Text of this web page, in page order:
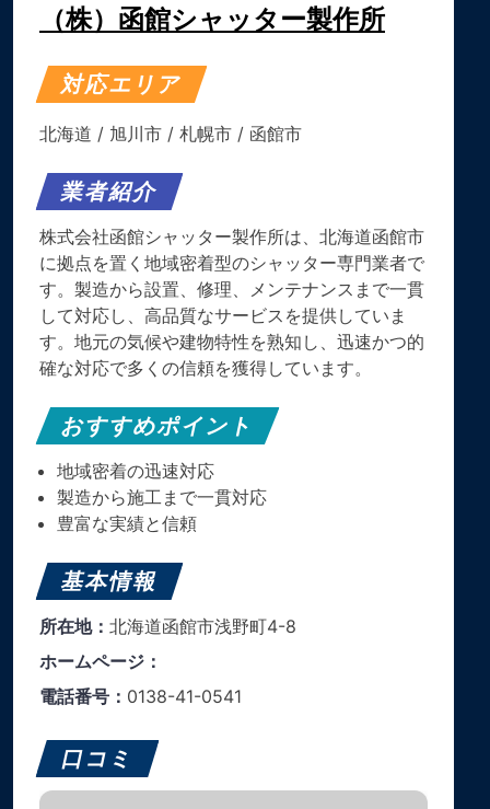
（株）函館シャッター製作所
対応エリア
北海道 / 旭川市 / 札幌市 / 函館市
業者紹介
株式会社函館シャッター製作所は、北海道函館市
に拠点を置く地域密着型のシャッター専門業者で
す。製造から設置、修理、メンテナンスまで一貫
して対応し、高品質なサービスを提供していま
す。地元の気候や建物特性を熟知し、迅速かつ的
確な対応で多くの信頼を獲得しています。
おすすめポイント
地域密着の迅速対応
製造から施工まで一貫対応
豊富な実績と信頼
基本情報
所在地： 北海道函館市浅野町4-8
ホームページ：
電話番号： 0138-41-0541
口コミ